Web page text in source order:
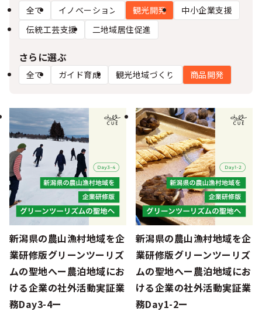
全て イノベーション​ 観光開発
中小企業支援
伝統工芸支援
二地域居住促進
さらに選ぶ
全て ガイド育成 観光地域づくり 商品開発
新潟県の農山漁村地域を企
業研修版グリーンツーリズ
ムの聖地へー農泊地域にお
ける企業の社外活動実証業
務Day3-4ー
新潟県の農山漁村地域を企
業研修版グリーンツーリズ
ムの聖地へー農泊地域にお
ける企業の社外活動実証業
務Day1-2ー